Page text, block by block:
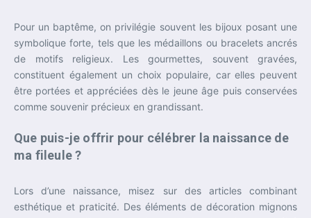
Pour un baptême, on privilégie souvent les bijoux posant une
symbolique forte, tels que les médaillons ou bracelets ancrés
de motifs religieux. Les gourmettes, souvent gravées,
constituent également un choix populaire, car elles peuvent
être portées et appréciées dès le jeune âge puis conservées
comme souvenir précieux en grandissant.
Que puis-je offrir pour célébrer la naissance de
ma fileule ?
Lors d’une naissance, misez sur des articles combinant
esthétique et praticité. Des éléments de décoration mignons